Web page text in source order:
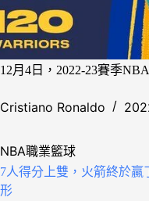
12月4日，2022-23賽季
Cristiano Ronaldo
NBA職業籃球
7人得分上雙，火箭終於
形